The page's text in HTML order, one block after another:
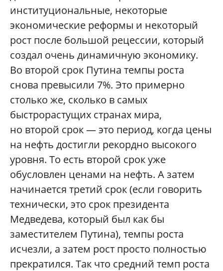
институциональные, некоторые
экономические реформы и некоторый
рост после большой рецессии, который
создал очень динамичную экономику.
Во второй срок Путина темпы роста
снова превысили 7%. Это примерно
столько же, сколько в самых
быстрорастущих странах мира,
но второй срок — это период, когда цены
на нефть достигли рекордно высокого
уровня. То есть второй срок уже
обусловлен ценами на нефть. А затем
начинается третий срок (если говорить
технически, это срок президента
Медведева, который был как бы
заместителем Путина), темпы роста
исчезли, а затем рост просто полностью
прекратился. Так что средний темп роста